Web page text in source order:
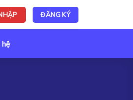
ĐĂNG KÝ
hệ